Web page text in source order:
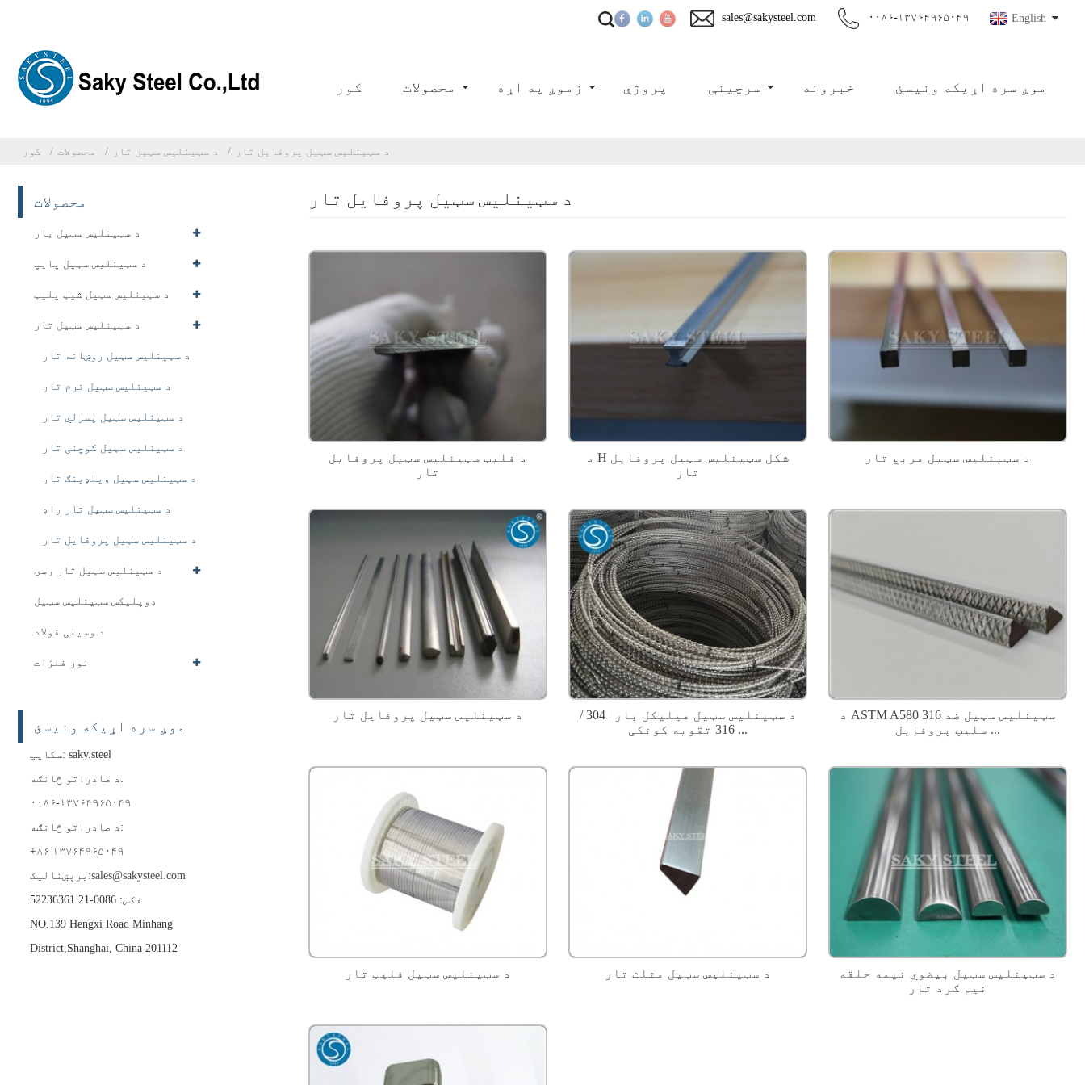
English ۰۰۸۶-۱۳۷۶۴۹۶۵۰۴۹ sales@sakysteel.com
کور محصولات زموږ په اړه پروژې سرچینې خبرونه موږ سره اړیکه ونیسئ
کور محصولات د سټینلیس سټیل تار د سټینلیس سټیل پروفایل تار
محصولات
د سټینلیس سټیل بار
د سټینلیس سټیل پایپ
د سټینلیس سټیل شیټ پلیټ
د سټینلیس سټیل تار
د سټینلیس سټیل روښانه تار
د سټینلیس سټیل نرم تار
د سټینلیس سټیل پسرلي تار
د سټینلیس سټیل کوچنی تار
د سټینلیس سټیل ویلډینګ تار
د سټینلیس سټیل تار راډ
د سټینلیس سټیل پروفایل تار
د سټینلیس سټیل تار رسۍ
ډوپلیکس سټینلیس سټیل
د وسیلې فولاد
نور فلزات
موږ سره اړیکه ونیسئ
سکایپ: saky.steel
د صادراتو څانګه:
۰۰۸۶-۱۳۷۶۴۹۶۵۰۴۹
د صادراتو څانګه:
+۸۶ ۱۳۷۶۴۹۶۵۰۴۹
برېښنالیک:sales@sakysteel.com
فکس: 0086-21 52236361
NO.139 Hengxi Road Minhang
District,Shanghai, China 201112
د سټینلیس سټیل پروفایل تار
د فلیټ سټینلیس سټیل پروفایل
تار
د H شکل سټینلیس سټیل پروفایل
تار
د سټینلیس سټیل مربع تار
د سټینلیس سټیل پروفایل تار
د سټینلیس سټیل هیلیکل بار | 304 /
316 تقویه کونکی ...
د ASTM A580 316 سټینلیس سټیل ضد
سلیپ پروفایل ...
د سټینلیس سټیل فلیټ تار د سټینلیس سټیل مثلث تار
د سټینلیس سټیل بیضوي نیمه حلقه
نیم ګرد تار